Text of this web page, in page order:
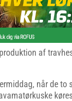
af
når de